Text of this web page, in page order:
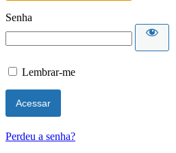
Senha
Lembrar-me
Perdeu a senha?